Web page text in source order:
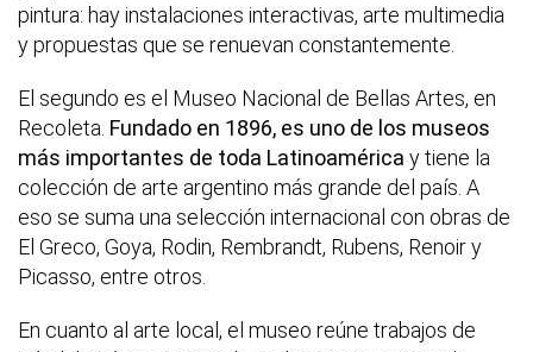
pintura: hay instalaciones interactivas, arte multimedia
y propuestas que se renuevan constantemente.
El segundo es el Museo Nacional de Bellas Artes, en
Recoleta. Fundado en 1896, es uno de los museos
más importantes de toda Latinoamérica y tiene la
colección de arte argentino más grande del país. A
eso se suma una selección internacional con obras de
El Greco, Goya, Rodin, Rembrandt, Rubens, Renoir y
Picasso, entre otros.
En cuanto al arte local, el museo reúne trabajos de